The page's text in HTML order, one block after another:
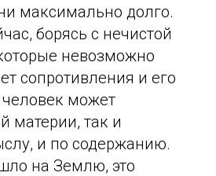
максимально долго.
борясь с нечистой
невозможно
сопротивления и его
человек может
материи, так и
и по содержанию.
на Землю, это